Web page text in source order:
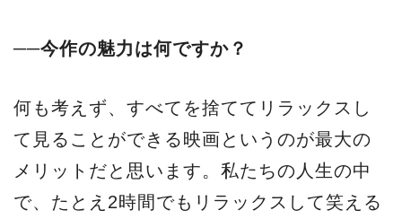
──今作の魅力は何ですか？
何も考えず、すべてを捨ててリラックスし
て見ることができる映画というのが最大の
メリットだと思います。私たちの人生の中
で、たとえ2時間でもリラックスして笑える